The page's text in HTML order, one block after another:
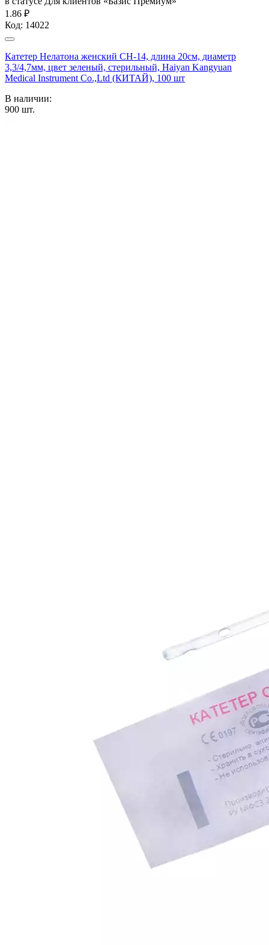
1.86 ₽
Код: 14022
Катетер Нелатона женский CH-14, длина 20см, диаметр
3,3/4,7мм, цвет зеленый, стерильный, Haiyan Kangyuan
Medical Instrument Co.,Ltd (КИТАЙ), 100 шт
В наличии:
900 шт.